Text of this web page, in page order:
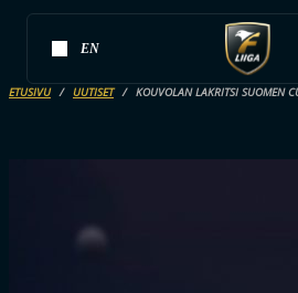
EN
ETUSIVU UUTISET